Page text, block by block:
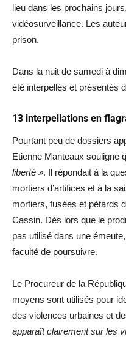
lieu dans les prochains
vidéosurveillance. Les
prison.
Dans la nuit de samedi à
été interpellés et présentés
13 interpellations en
Pourtant peu de dossiers
Etienne Manteaux souligne
liberté ». Il répondait à la
mortiers d’artifices et à la
mortiers, fusées et pétards
Cassin. Dès lors que le
pas utilisé dans une
faculté de poursuivre.
Le Procureur de la
moyens sont utilisés pour
des violences urbaines et
apparaît clairement sur les